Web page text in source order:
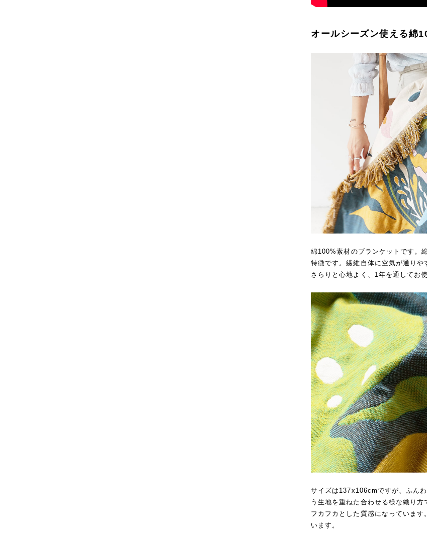
オールシーズン使える綿
綿100%素材のブランケットです。
特徴です。繊維自体に空気が通り
さらりと心地よく、1年を通してお
サイズは137x106cmですが、ふん
う生地を重ねた合わせる様な織り
フカフカとした質感になっていま
います。